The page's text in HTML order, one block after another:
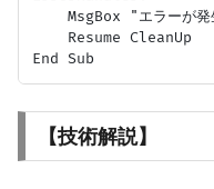
MsgBox "エラーが
    Resume CleanUp
【技術解説】